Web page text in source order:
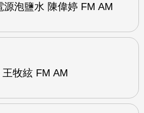
源泡鹽水 陳偉婷 FM AM
牧絃 FM AM